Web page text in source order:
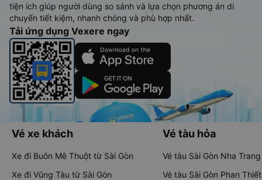
tiện ích giúp người dùng so sánh và lựa chọn phương án di
chuyển tiết kiệm, nhanh chóng và phù hợp nhất.
Tải ứng dụng Vexere ngay
Vé xe khách
Xe đi Buôn Mê Thuột từ Sài Gòn
Xe đi Vũng Tàu từ Sài Gòn
Vé tàu hỏa
Vé tàu Sài Gòn Nha Trang
Vé tàu Sài Gòn Phan Thiết